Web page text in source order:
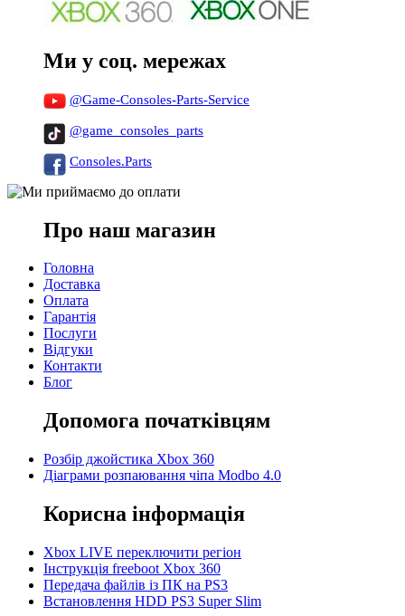
Ми у соц. мережах
@Game-Consoles-Parts-Service
@game_consoles_parts
Consoles.Parts
Про наш магазин
Головна
Доставка
Оплата
Гарантія
Послуги
Відгуки
Контакти
Блог
Допомога початківцям
Розбір джойстика Xbox 360
Діаграми розпаювання чіпа Modbo 4.0
Корисна інформація
Xbox LIVE переключити регіон
Інструкція freeboot Xbox 360
Передача файлів із ПК на PS3
Встановлення HDD PS3 Super Slim